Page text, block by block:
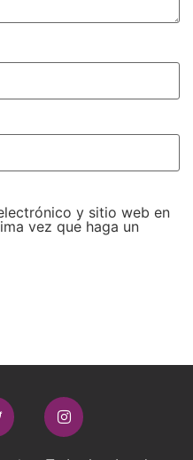
y sitio web en
vez que haga un